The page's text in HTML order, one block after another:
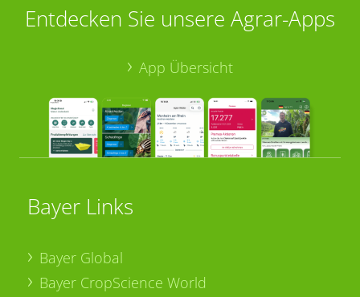
Entdecken Sie unsere Agrar-Apps
App Übersicht
Bayer Links
Bayer Global
Bayer CropScience World